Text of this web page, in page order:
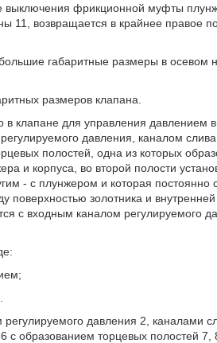
выключения фрикционной муфты
11, возвращается в крайнее правое
габаритные размеры в осевом
размеров клапана.
в клапане для управления давлением
давления, каналом
полостей, одна из которых
и корпуса, во второй полости
- с плунжером и которая постоянно
поверхностью золотника и
с входным каналом регулируемого
давления 2, каналами
с образованием торцевых полостей 7,